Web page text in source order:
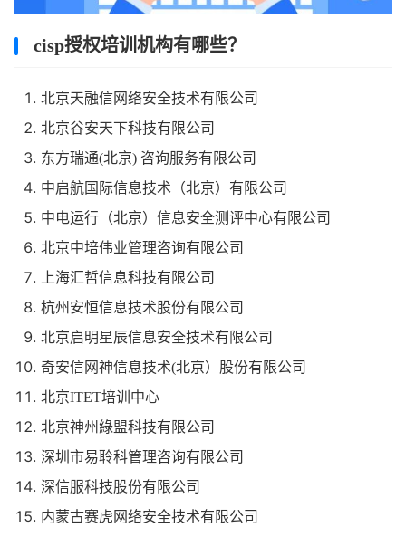
cisp授权培训机构有哪些？
北京天融信网络安全技术有限公司
北京谷安天下科技有限公司
东方瑞通(北京) 咨询服务有限公司
中启航国际信息技术（北京）有限公司
中电运行（北京）信息安全测评中心有限公司
北京中培伟业管理咨询有限公司
上海汇哲信息科技有限公司
杭州安恒信息技术股份有限公司
北京启明星辰信息安全技术有限公司
奇安信网神信息技术(北京）股份有限公司
北京ITET培训中心
北京神州綠盟科技有限公司
深圳市易聆科管理咨询有限公司
深信服科技股份有限公司
内蒙古赛虎网络安全技术有限公司